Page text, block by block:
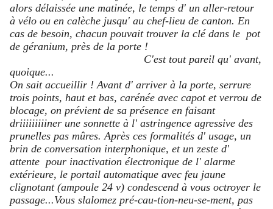
alors délaissée une matinée, le temps d' un aller-retour
à vélo ou en calèche jusqu' au chef-lieu de canton. En
cas de besoin, chacun pouvait trouver la clé dans le pot
de géranium, près de la porte !
C'est tout pareil qu' avant,
quoique...
On sait accueillir ! Avant d' arriver à la porte, serrure
trois points, haut et bas, carénée avec capot et verrou de
blocage, on prévient de sa présence en faisant
driiiiiiiiiner une sonnette à l' astringence agressive des
prunelles pas mûres. Après ces formalités d' usage, un
brin de conversation interphonique, et un zeste d'
attente pour inactivation électronique de l' alarme
extérieure, le portail automatique avec feu jaune
clignotant (ampoule 24 v) condescend à vous octroyer le
passage...Vous slalomez pré-cau-tion-neu-se-ment, pas